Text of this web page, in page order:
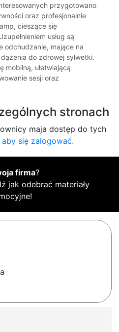
przygotowano
oraz profesjonalnie
cieszące się
usług są
odchudzanie, mające na
do zdrowej sylwetki.
mobilną, ułatwiającą
sesji oraz
stronach
maja dostęp do tych
aby się zalogować.
firma?
jak odebrać materiały